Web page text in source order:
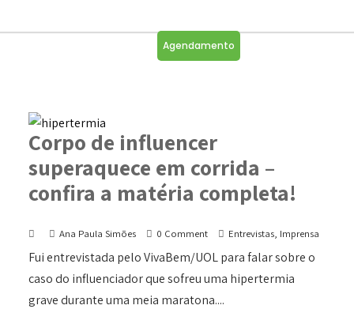
Agendamento
Corpo de influencer
superaquece em corrida –
confira a matéria completa!
Ana Paula Simões 0 Comment Entrevistas, Imprensa
Fui entrevistada pelo VivaBem/UOL para falar sobre o
caso do influenciador que sofreu uma hipertermia
grave durante uma meia maratona....